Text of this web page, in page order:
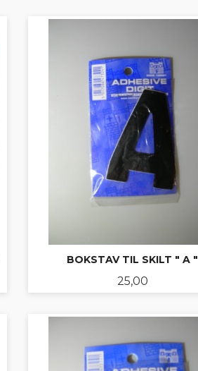
BOKSTAV TIL SKILT " A "
Pris
25,00
KJØP